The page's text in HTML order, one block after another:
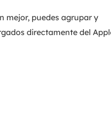
mejor, puedes agrupar y
directamente del